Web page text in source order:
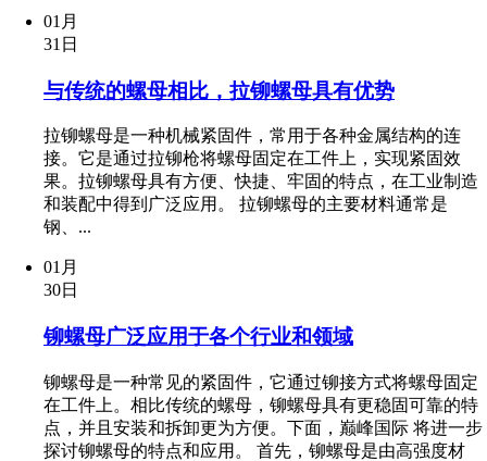
01月
31日
与传统的螺母相比，拉铆螺母具有优势
拉铆螺母是一种机械紧固件，常用于各种金属结构的连
接。它是通过拉铆枪将螺母固定在工件上，实现紧固效
果。拉铆螺母具有方便、快捷、牢固的特点，在工业制造
和装配中得到广泛应用。 拉铆螺母的主要材料通常是
钢、...
01月
30日
铆螺母广泛应用于各个行业和领域
铆螺母是一种常见的紧固件，它通过铆接方式将螺母固定
在工件上。相比传统的螺母，铆螺母具有更稳固可靠的特
点，并且安装和拆卸更为方便。下面，巅峰国际 将进一步
探讨铆螺母的特点和应用。 首先，铆螺母是由高强度材